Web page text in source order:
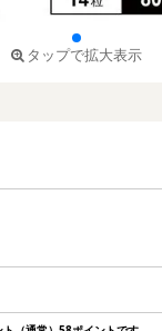
タップで拡大表示